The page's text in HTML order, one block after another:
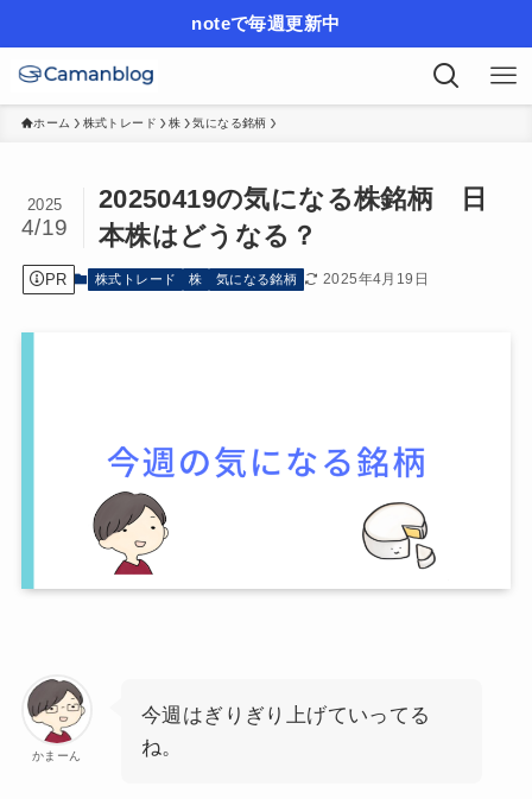
noteで毎週更新中
ホーム 株式トレード 株 気になる銘柄
20250419の気になる株銘柄 日
本株はどうなる？
2025
4/19
PR 株式トレード 株 気になる銘柄 2025年4月19日
かまーん
今週はぎりぎり上げていってる
ね。